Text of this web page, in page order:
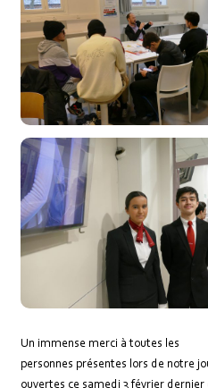
Un immense merci à toutes les
personnes présentes lors de notre
ouvertes ce samedi 3 février dernier